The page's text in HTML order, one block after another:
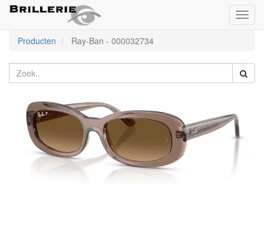
Producten
Ray-Ban - 000032734